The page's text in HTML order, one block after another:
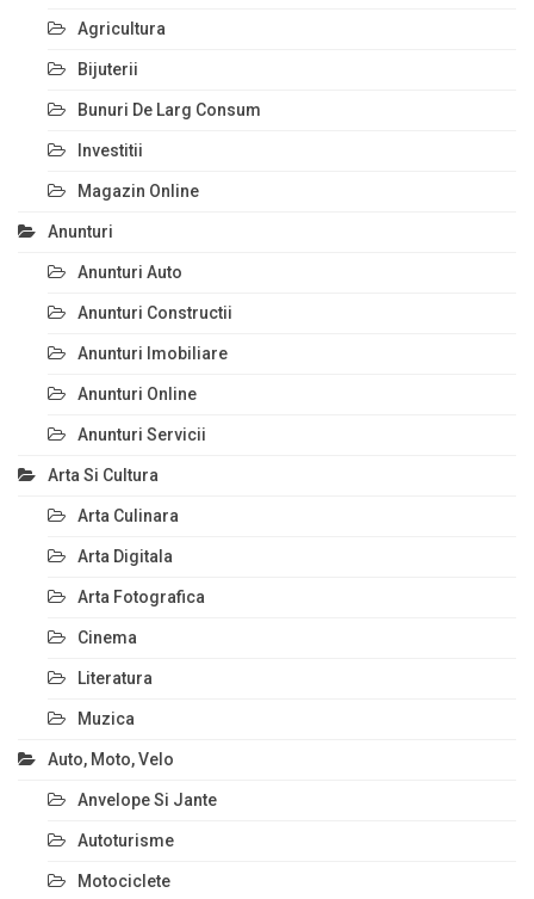
Agricultura
Bijuterii
Bunuri De Larg Consum
Investitii
Magazin Online
Anunturi
Anunturi Auto
Anunturi Constructii
Anunturi Imobiliare
Anunturi Online
Anunturi Servicii
Arta Si Cultura
Arta Culinara
Arta Digitala
Arta Fotografica
Cinema
Literatura
Muzica
Auto, Moto, Velo
Anvelope Si Jante
Autoturisme
Motociclete